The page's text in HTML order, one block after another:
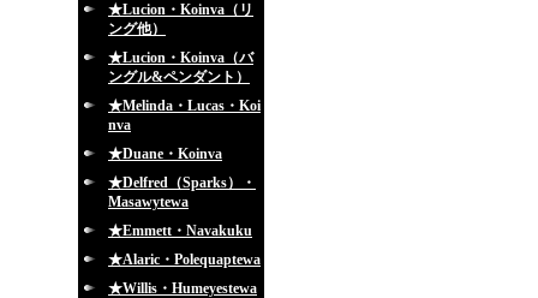
★Lucion・Koinva（リ
ング他）
★Lucion・Koinva（バ
ングル&ペンダント）
★Melinda・Lucas・Koi
nva
★Duane・Koinva
★Delfred（Sparks）・
Masawytewa
★Emmett・Navakuku
★Alaric・Polequaptewa
★Willis・Humeyestewa